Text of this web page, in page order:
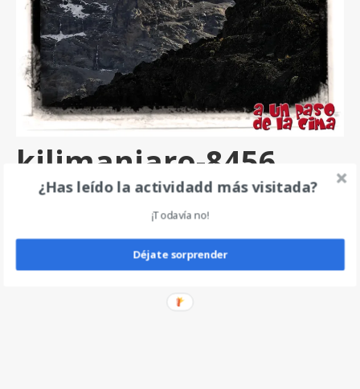
kilimanjaro-8456
porangel| 0
Deja un comentario
¿Has leído la actividadd más visitada?
¡Todavía no!
Déjate sorprender